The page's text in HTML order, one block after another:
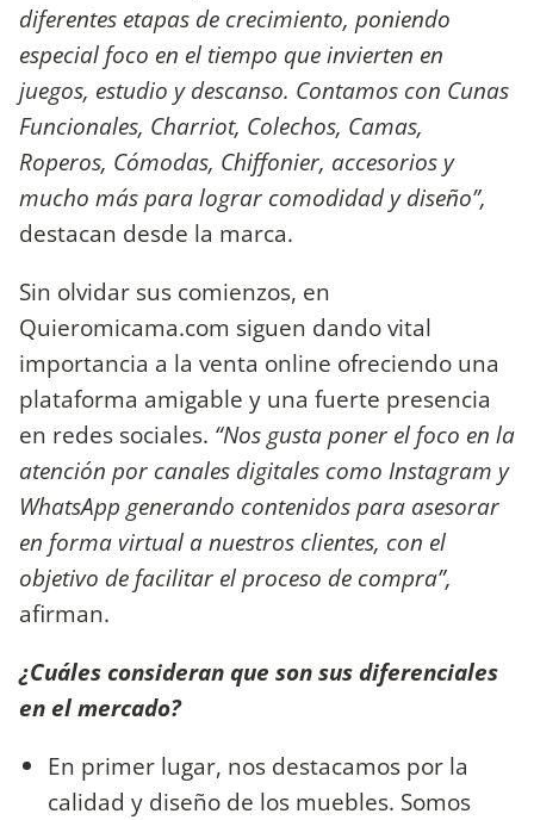
diferentes etapas de crecimiento, poniendo
especial foco en el tiempo que invierten en
juegos, estudio y descanso. Contamos con Cunas
Funcionales, Charriot, Colechos, Camas,
Roperos, Cómodas, Chiffonier, accesorios y
mucho más para lograr comodidad y diseño”,
destacan desde la marca.
Sin olvidar sus comienzos, en
Quieromicama.com siguen dando vital
importancia a la venta online ofreciendo una
plataforma amigable y una fuerte presencia
en redes sociales. “Nos gusta poner el foco en la
atención por canales digitales como Instagram y
WhatsApp generando contenidos para asesorar
en forma virtual a nuestros clientes, con el
objetivo de facilitar el proceso de compra”,
afirman.
¿Cuáles consideran que son sus diferenciales
en el mercado?
En primer lugar, nos destacamos por la
calidad y diseño de los muebles. Somos